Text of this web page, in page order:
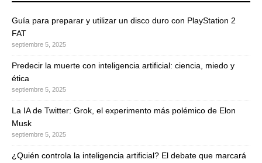
Guía para preparar y utilizar un disco duro con PlayStation 2
FAT
septiembre 5, 2025
Predecir la muerte con inteligencia artificial: ciencia, miedo y
ética
septiembre 5, 2025
La IA de Twitter: Grok, el experimento más polémico de Elon
Musk
septiembre 5, 2025
¿Quién controla la inteligencia artificial? El debate que marcará